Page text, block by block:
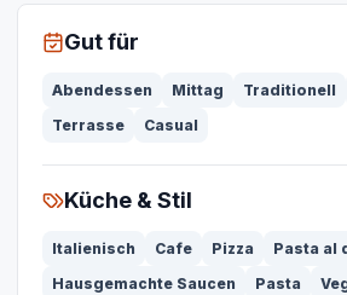
Gut für
Abendessen Mittag Traditionell
Terrasse
Casual
Küche & Stil
Italienisch Cafe Pizza
Pasta al
Hausgemachte Saucen
Pasta